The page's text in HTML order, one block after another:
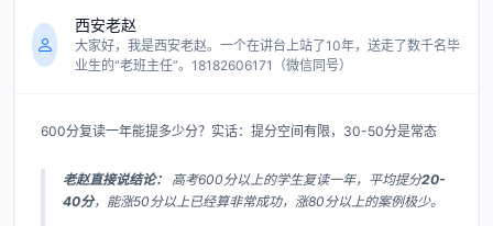
西安老赵
大家好，我是西安老赵。一个在讲台上站了10年，送走了数千名毕
业生的“老班主任”。18182606171（微信同号）
600分复读一年能提多少分？实话：提分空间有限，30-50分是常态
老赵直接说结论： 高考600分以上的学生复读一年，平均提分20-
40分，能涨50分以上已经算非常成功，涨80分以上的案例极少。